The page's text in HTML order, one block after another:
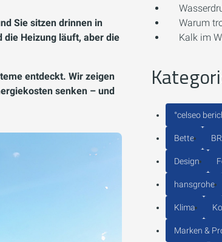
Sie sitzen drinnen in
die Heizung läuft, aber die
entdeckt. Wir zeigen
senken – und
Warum
Kalk im
°celseo
Bette
Design
hansgrohe
Klima
Marken &